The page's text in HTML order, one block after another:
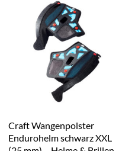
Craft Wangenpolster
Endurohelm schwarz XXL